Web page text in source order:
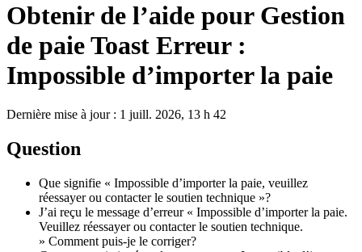
Obtenir de l’aide pour Gestion
de paie Toast Erreur :
Impossible d’importer la paie
Dernière mise à jour : 1 juill. 2026, 13 h 42
Question
Que signifie « Impossible d’importer la paie, veuillez
réessayer ou contacter le soutien technique »?
J’ai reçu le message d’erreur « Impossible d’importer la paie.
Veuillez réessayer ou contacter le soutien technique.
» Comment puis-je le corriger?